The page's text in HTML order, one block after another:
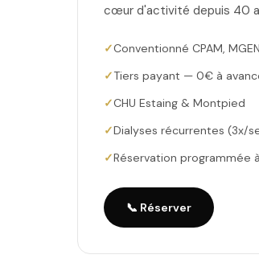
cœur d'activité depuis 40
Conventionné CPAM,
Tiers payant — 0€ à
CHU Estaing & Montpied
Dialyses récurrentes (3x/
Réservation programmée
📞 Réserver